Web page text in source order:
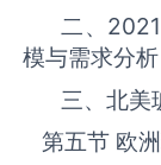
二、
模与需求分析
三、北美‌‌‌‌‌‌‌
第五节 欧